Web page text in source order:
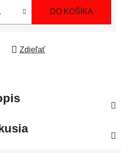
DO KOŠÍKA
Zdieľať